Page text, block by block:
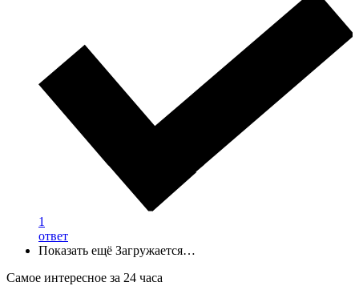
1
ответ
Показать ещё Загружается…
Самое интересное за 24 часа